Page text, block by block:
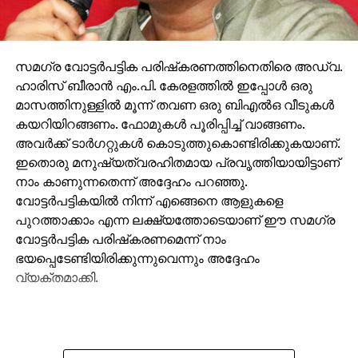
കോടിയുടെ അസാധുനോട്ടുകള്‍
DON'T MISS
ആരോപണവുമായി അഖിലേഷ് യാദവ്
സമഗ്ര വോട്ടര്‍പട്ടിക പരിഷ്‌കരണത്തിനെതിരെ അഡ്വ.
ഹാരിസ് ബീരാന്‍ എം.പി. കേരളത്തില്‍ ഇപ്പോള്‍ ഒരു
മാസത്തിനുള്ളില്‍ മൂന്ന് തവണ ഒരു ബിഎല്‍ഒ വീടുകള്‍
കയറിയിറങ്ങണം. ഫോമുകള്‍ പൂരിപ്പിച്ച് വാങ്ങണം.
അവര്‍ക്ക് ടാര്‍ഗറ്റുകള്‍ കൊടുത്തുകൊണ്ടിരിക്കുകയാണ്.
ഇതൊരു മനുഷ്യത്വരഹിതമായ പ്രവൃത്തിയായിട്ടാണ്
നാം കാണുന്നതെന്ന് അദ്ദേഹം പറഞ്ഞു.
വോട്ടര്‍പട്ടികയില്‍ നിന്ന് എങ്ങെനെ ആളുകളെ
പുറത്താക്കാം എന്ന ലക്ഷ്യത്തോടെയാണ് ഈ സമഗ്ര
വോട്ടര്‍പട്ടിക പരിഷ്‌കരണമെന്ന് നാം
ഭയപ്പെടേണ്ടിയിരിക്കുന്നുവെന്നും അദ്ദേഹം
വ്യക്തമാക്കി.